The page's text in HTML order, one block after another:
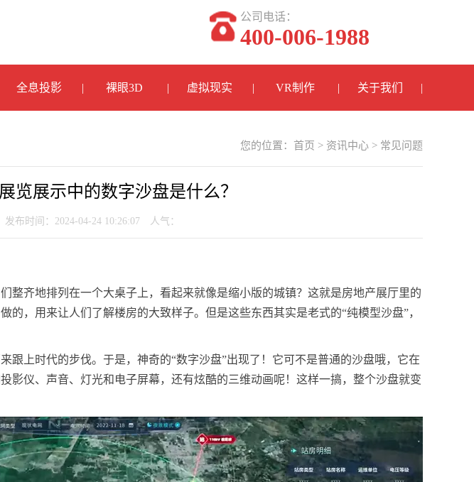
公司电话：
400-006-1988
全息投影 裸眼3D 虚拟现实 VR制作 关于我们
您的位置： 首页 > 资讯中心 > 常见问题
览展示中的数字沙盘是什么？
发布时间：2024-04-24 10:26:07 人气：
整齐地排列在一个大桌子上，看起来就像是缩小版的城镇？这就是房地产展厅里的
的，用来让人们了解楼房的大致样子。但是这些东西其实是老式的“纯模型沙盘”，
跟上时代的步伐。于是，神奇的“数字沙盘”出现了！它可不是普通的沙盘哦，它在
仪、声音、灯光和电子屏幕，还有炫酷的三维动画呢！这样一搞，整个沙盘就变